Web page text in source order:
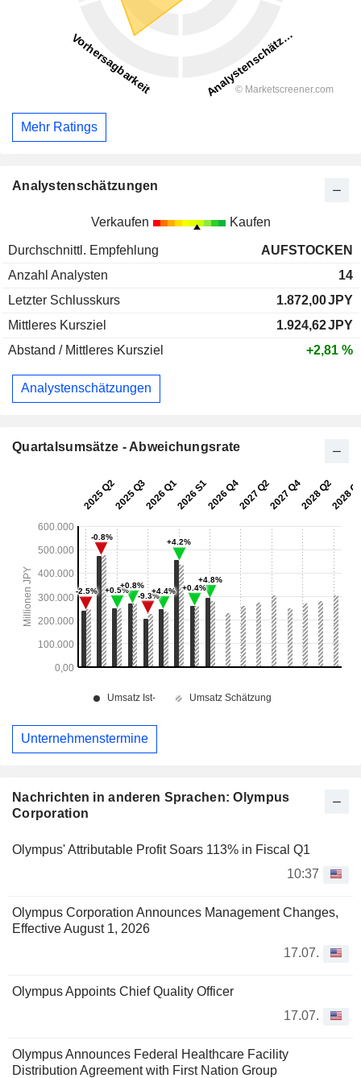
Nachrichten in anderen Sprachen: Olympus
Corporation
Olympus' Attributable Profit Soars 113% in Fiscal Q1
10:37
Olympus Corporation Announces Management Changes,
Effective August 1, 2026
17.07.
Olympus Appoints Chief Quality Officer
17.07.
Olympus Announces Federal Healthcare Facility
Distribution Agreement with First Nation Group
Mehr Ratings
Analystenschätzungen
Verkaufen Kaufen
Durchschnittl. Empfehlung
AUFSTOCKEN
Anzahl Analysten
14
Letzter Schlusskurs
1.872,00JPY
Mittleres Kursziel
1.924,62JPY
Abstand / Mittleres Kursziel
+2,81 %
Analystenschätzungen
Quartalsumsätze - Abweichungsrate
Unternehmenstermine